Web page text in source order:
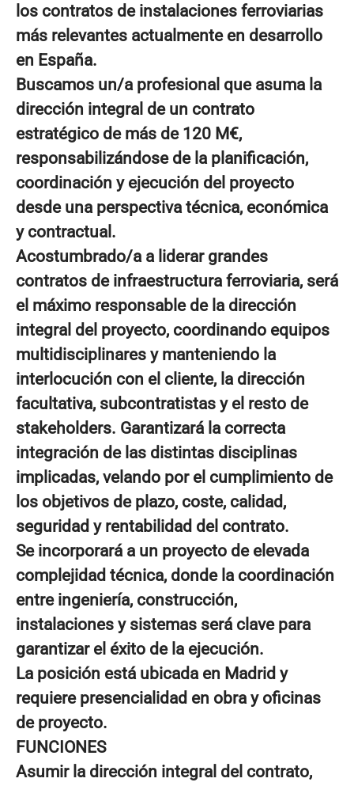
los contratos de instalaciones ferroviarias
más relevantes actualmente en desarrollo
en España.
Buscamos un/a profesional que asuma la
dirección integral de un contrato
estratégico de más de 120 M€,
responsabilizándose de la planificación,
coordinación y ejecución del proyecto
desde una perspectiva técnica, económica
y contractual.
Acostumbrado/a a liderar grandes
contratos de infraestructura ferroviaria, será
el máximo responsable de la dirección
integral del proyecto, coordinando equipos
multidisciplinares y manteniendo la
interlocución con el cliente, la dirección
facultativa, subcontratistas y el resto de
stakeholders. Garantizará la correcta
integración de las distintas disciplinas
implicadas, velando por el cumplimiento de
los objetivos de plazo, coste, calidad,
seguridad y rentabilidad del contrato.
Se incorporará a un proyecto de elevada
complejidad técnica, donde la coordinación
entre ingeniería, construcción,
instalaciones y sistemas será clave para
garantizar el éxito de la ejecución.
La posición está ubicada en Madrid y
requiere presencialidad en obra y oficinas
de proyecto.
FUNCIONES
Asumir la dirección integral del contrato,